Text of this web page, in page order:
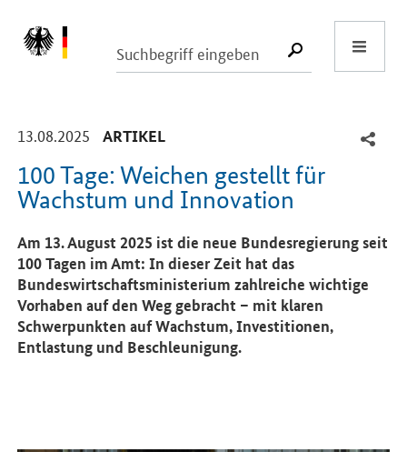
SUCHE
13.08.2025 -
ARTIKEL
100 Tage: Weichen gestellt für
Wachstum und Innovation
Einleitung
Am 13. August 2025 ist die neue Bundesregierung seit
100 Tagen im Amt: In dieser Zeit hat das
Bundeswirtschaftsministerium zahlreiche wichtige
Vorhaben auf den Weg gebracht – mit klaren
Schwerpunkten auf Wachstum, Investitionen,
Entlastung und Beschleunigung.